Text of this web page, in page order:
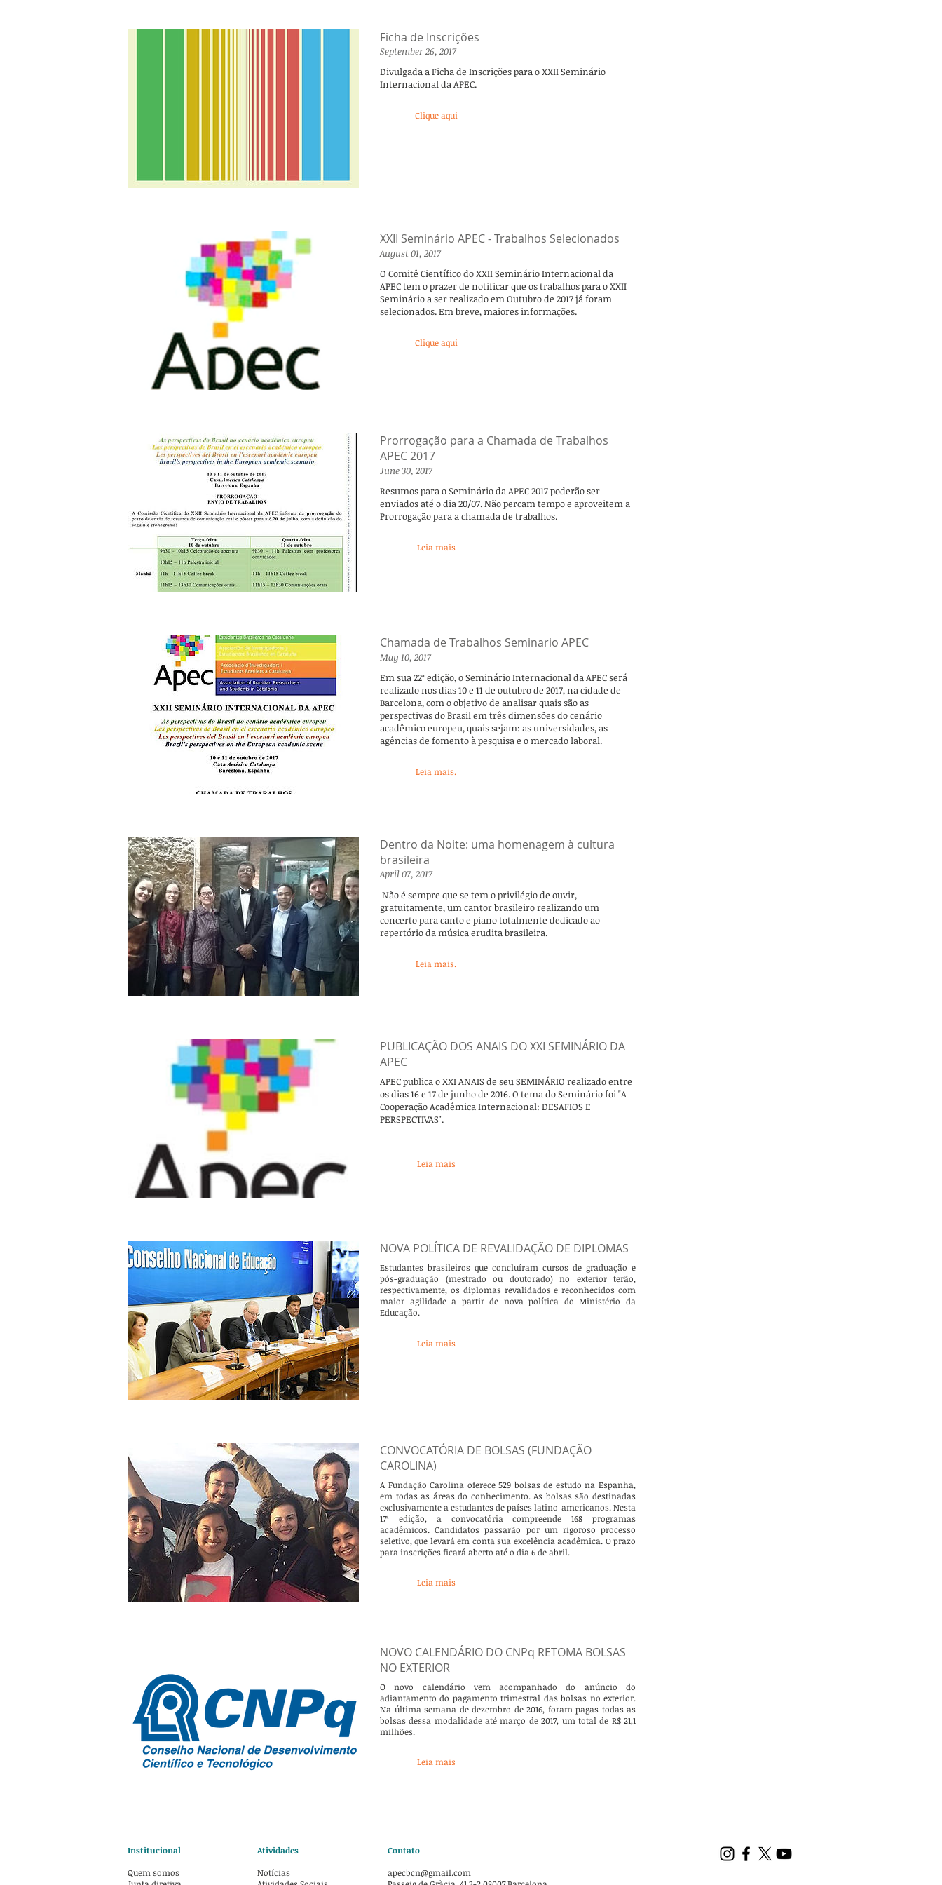
Ficha de Inscrições
September 26, 2017
Divulgada a Ficha de Inscrições para o XXII Seminário
Internacional da APEC.
Clique aqui
XXII Seminário APEC - Trabalhos Selecionados
August 01, 2017
O Comitê Científico do XXII Seminário Internacional da
APEC tem o prazer de notificar que os trabalhos para o XXII
Seminário a ser realizado em Outubro de 2017 já foram
selecionados. Em breve, maiores informações.
Clique aqui
Prorrogação para a Chamada de Trabalhos
APEC 2017
June 30, 2017
Resumos para o Seminário da APEC 2017 poderão ser
enviados até o dia 20/07. Não percam tempo e aproveitem a
Prorrogação para a chamada de trabalhos.
Leia mais
Chamada de Trabalhos Seminario APEC
May 10, 2017
Em sua 22ª edição, o Seminário Internacional da APEC será
realizado nos dias 10 e 11 de outubro de 2017, na cidade de
Barcelona, com o objetivo de analisar quais são as
perspectivas do Brasil em três dimensões do cenário
acadêmico europeu, quais sejam: as universidades, as
agências de fomento à pesquisa e o mercado laboral.
Leia mais.
Dentro da Noite: uma homenagem à cultura
brasileira
April 07, 2017
Não é sempre que se tem o privilégio de ouvir,
gratuitamente, um cantor brasileiro realizando um
concerto para canto e piano totalmente dedicado ao
repertório da música erudita brasileira.
Leia mais.
PUBLICAÇÃO DOS ANAIS DO XXI SEMINÁRIO DA
APEC
APEC publica o XXI ANAIS de seu SEMINÁRIO realizado entre
os dias 16 e 17 de junho de 2016. O tema do Seminário foi "A
Cooperação Acadêmica Internacional: DESAFIOS E
PERSPECTIVAS".
Leia mais
NOVA POLÍTICA DE REVALIDAÇÃO DE DIPLOMAS
Estudantes brasileiros que concluíram cursos de graduação e
pós-graduação (mestrado ou doutorado) no exterior terão,
respectivamente, os diplomas revalidados e reconhecidos com
maior agilidade a partir de nova política do Ministério da
Educação.
Leia mais
CONVOCATÓRIA DE BOLSAS (FUNDAÇÃO
CAROLINA)
A Fundação Carolina oferece 529 bolsas de estudo na Espanha,
em todas as áreas do conhecimento. As bolsas são destinadas
exclusivamente a estudantes de países latino-americanos. Nesta
17ª edição, a convocatória compreende 168 programas
acadêmicos. Candidatos passarão por um rigoroso processo
seletivo, que levará em conta sua excelência acadêmica. O prazo
para inscrições ficará aberto até o dia 6 de abril.
Leia mais
NOVO CALENDÁRIO DO CNPq RETOMA BOLSAS
NO EXTERIOR
O novo calendário vem acompanhado do anúncio do
adiantamento do pagamento trimestral das bolsas no exterior.
Na última semana de dezembro de 2016, foram pagas todas as
bolsas dessa modalidade até março de 2017, um total de R$ 21,1
milhões.
Leia mais
Institucional
Quem somos
Atividades
Notícias
Contato
apecbcn@gmail.com